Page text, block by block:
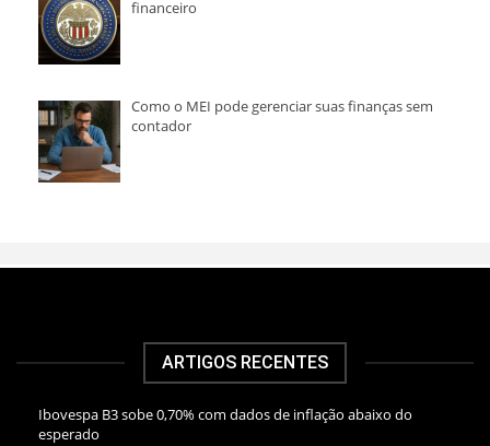
financeiro
Como o MEI pode gerenciar suas finanças sem
contador
ARTIGOS RECENTES
Ibovespa B3 sobe 0,70% com dados de inflação abaixo do
esperado